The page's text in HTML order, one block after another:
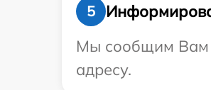
5
Мы сообщим Вам
адресу.